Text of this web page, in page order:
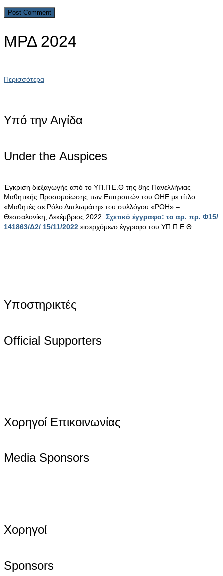
ΜΡΔ 2024
Περισσότερα
Υπό την Αιγίδα
Under the Αuspices
Έγκριση διεξαγωγής από το ΥΠ.Π.Ε.Θ της 8ης Πανελλήνιας
Μαθητικής Προσομοίωσης των Επιτροπών του ΟΗΕ με τίτλο
«Μαθητές σε Ρόλο Διπλωμάτη» του συλλόγου «ΡΟΗ» –
Θεσσαλονίκη, Δεκέμβριος 2022. Σχετικό έγγραφο: το αρ. πρ. Φ15/
141863/Δ2/ 15/11/2022 εισερχόμενο έγγραφο του ΥΠ.Π.Ε.Θ.
Υποστηρικτές
Official Supporters
Χορηγοί Επικοινωνίας
Media Sponsors
Χορηγοί
Sponsors